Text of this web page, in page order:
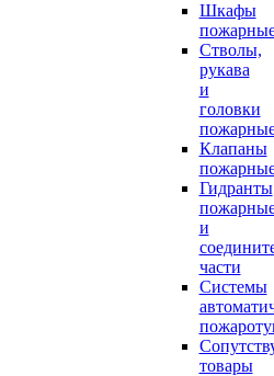
Шкафы
Стволы,
рукава
и
головки
Клапаны
Гидранты
и
части
Системы
товары